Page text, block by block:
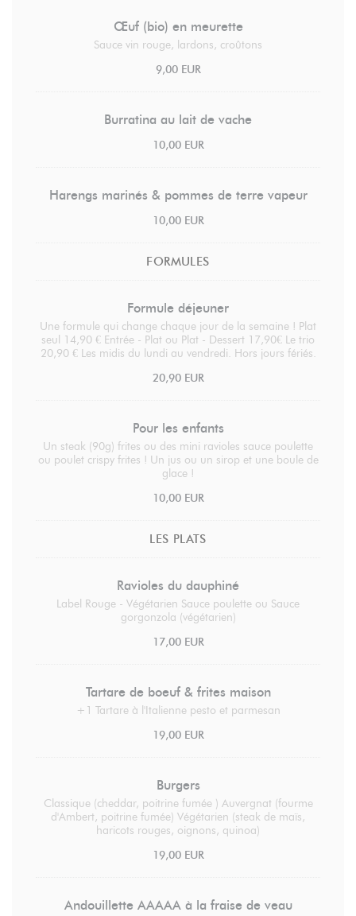
Œuf (bio) en meurette
Sauce vin rouge, lardons, croûtons
9,00 EUR
Burratina au lait de vache
10,00 EUR
Harengs marinés & pommes de terre vapeur
10,00 EUR
FORMULES
Formule déjeuner
Une formule qui change chaque jour de la semaine ! Plat
seul 14,90 € Entrée - Plat ou Plat - Dessert 17,90€ Le trio
20,90 € Les midis du lundi au vendredi. Hors jours fériés.
20,90 EUR
Pour les enfants
Un steak (90g) frites ou des mini ravioles sauce poulette
ou poulet crispy frites ! Un jus ou un sirop et une boule de
glace !
10,00 EUR
LES PLATS
Ravioles du dauphiné
Label Rouge - Végétarien Sauce poulette ou Sauce
gorgonzola (végétarien)
17,00 EUR
Tartare de boeuf & frites maison
+1 Tartare à l'Italienne pesto et parmesan
19,00 EUR
Burgers
Classique (cheddar, poitrine fumée ) Auvergnat (fourme
d'Ambert, poitrine fumée) Végétarien (steak de maïs,
haricots rouges, oignons, quinoa)
19,00 EUR
Andouillette AAAAA à la fraise de veau